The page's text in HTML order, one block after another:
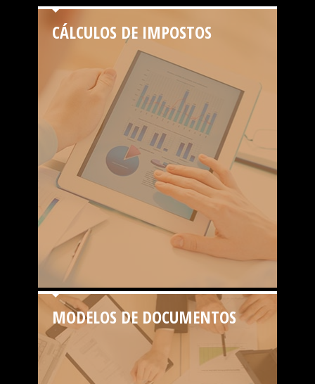
CÁLCULOS DE IMPOSTOS
MODELOS DE DOCUMENTOS
MODELOS DE DOCUMENTOS
Documentos e contratos; Cartas, Atas, Declarações,
Editais, Estatutos, Declarações, Procurações, Recibos,
Requerimentos, também de Imóveis e Condomínios...